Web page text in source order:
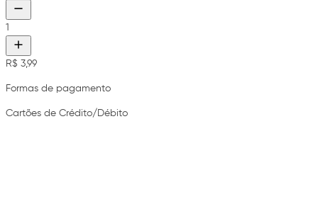
1
R$ 3,99
Formas de pagamento
Cartões de Crédito/Débito